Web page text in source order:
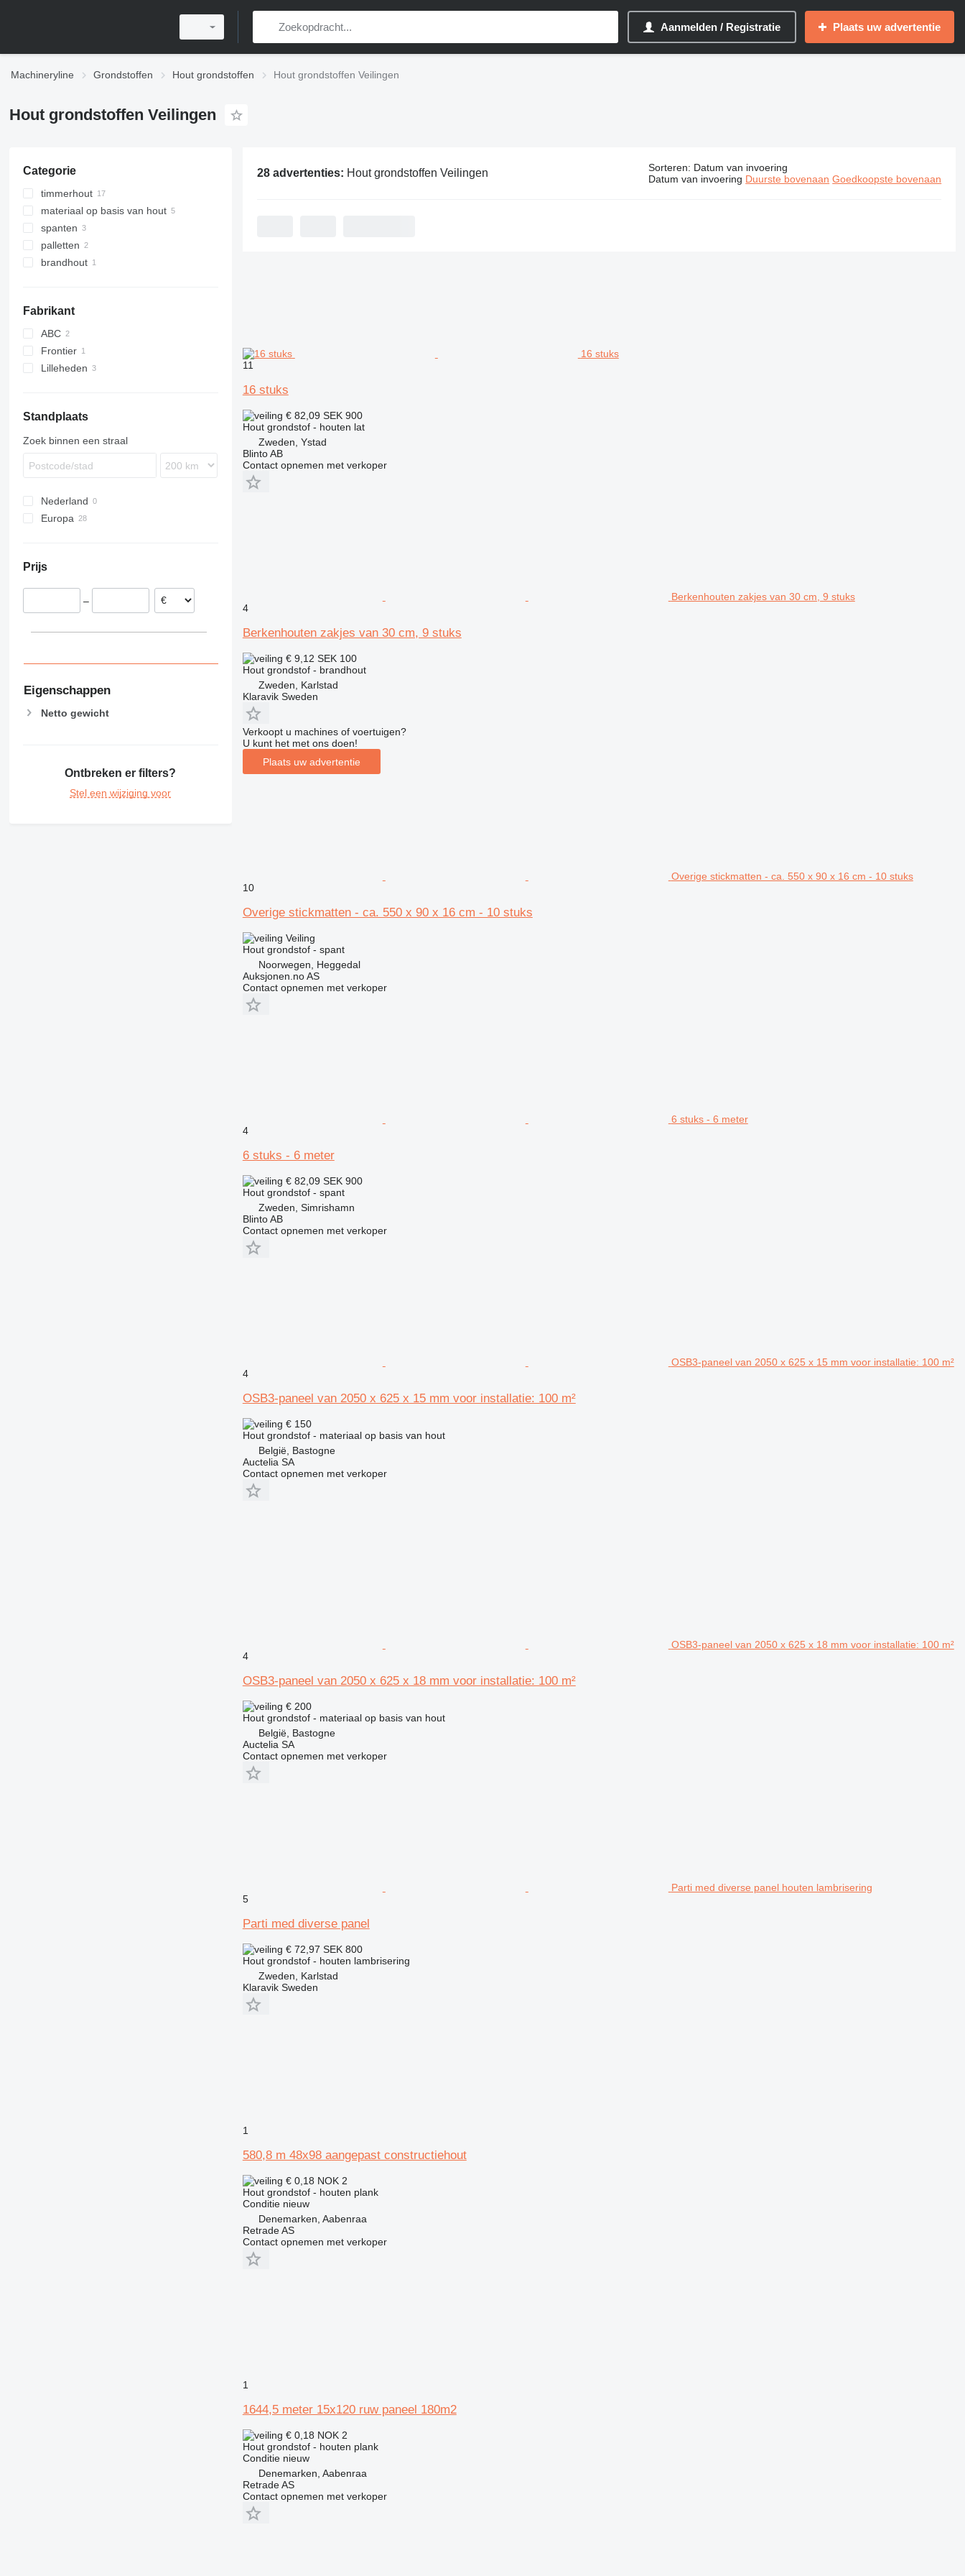
Aanmelden / Registratie Plaats uw advertentie
Machineryline Grondstoffen Hout grondstoffen Hout grondstoffen Veilingen
Hout grondstoffen Veilingen
Categorie
timmerhout
houten planken
houten latten
houten lambriseringen
materiaal op basis van hout
spanten
palletten
brandhout
Fabrikant
ABC
Frontier
Lilleheden
Standplaats
Zoek binnen een straal
Nederland
Europa
Noorwegen
België
Prijs
–
Eigenschappen
Netto gewicht
Ontbreken er filters?
Stel een wijziging voor
28 advertenties: Hout grondstoffen Veilingen Sorteren: Datum van invoering
Datum van invoering Duurste bovenaan Goedkoopste bovenaan
16 stuks
11
16 stuks
€ 82,09 SEK 900
Hout grondstof - houten lat
Zweden, Ystad
Blinto AB
Contact opnemen met verkoper
Berkenhouten zakjes van 30 cm, 9 stuks
4
Berkenhouten zakjes van 30 cm, 9 stuks
€ 9,12 SEK 100
Hout grondstof - brandhout
Zweden, Karlstad
Klaravik Sweden
Verkoopt u machines of voertuigen?
U kunt het met ons doen!
Plaats uw advertentie
Overige stickmatten - ca. 550 x 90 x 16 cm - 10 stuks
10
Overige stickmatten - ca. 550 x 90 x 16 cm - 10 stuks
Veiling
Hout grondstof - spant
Noorwegen, Heggedal
Auksjonen.no AS
Contact opnemen met verkoper
6 stuks - 6 meter
4
6 stuks - 6 meter
€ 82,09 SEK 900
Hout grondstof - spant
Zweden, Simrishamn
Blinto AB
Contact opnemen met verkoper
OSB3-paneel van 2050 x 625 x 15 mm voor installatie: 100 m²
4
OSB3-paneel van 2050 x 625 x 15 mm voor installatie: 100 m²
€ 150
Hout grondstof - materiaal op basis van hout
België, Bastogne
Auctelia SA
Contact opnemen met verkoper
OSB3-paneel van 2050 x 625 x 18 mm voor installatie: 100 m²
4
OSB3-paneel van 2050 x 625 x 18 mm voor installatie: 100 m²
€ 200
Hout grondstof - materiaal op basis van hout
België, Bastogne
Auctelia SA
Contact opnemen met verkoper
Parti med diverse panel houten lambrisering
5
Parti med diverse panel
€ 72,97 SEK 800
Hout grondstof - houten lambrisering
Zweden, Karlstad
Klaravik Sweden
1
580,8 m 48x98 aangepast constructiehout
€ 0,18 NOK 2
Hout grondstof - houten plank
Conditienieuw
Denemarken, Aabenraa
Retrade AS
Contact opnemen met verkoper
1
1644,5 meter 15x120 ruw paneel 180m2
€ 0,18 NOK 2
Hout grondstof - houten plank
Conditienieuw
Denemarken, Aabenraa
Retrade AS
Contact opnemen met verkoper